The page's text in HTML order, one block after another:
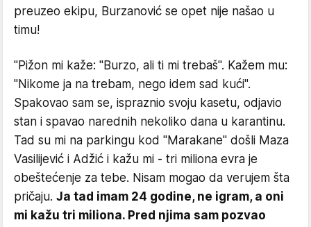
preuzeo ekipu, Burzanović se opet nije našao u
timu!
"Pižon mi kaže: "Burzo, ali ti mi trebaš". Kažem mu:
"Nikome ja na trebam, nego idem sad kući".
Spakovao sam se, ispraznio svoju kasetu, odjavio
stan i spavao narednih nekoliko dana u karantinu.
Tad su mi na parkingu kod "Marakane" došli Maza
Vasilijević i Adžić i kažu mi - tri miliona evra je
obeštećenje za tebe. Nisam mogao da verujem šta
pričaju. Ja tad imam 24 godine, ne igram, a oni
mi kažu tri miliona. Pred njima sam pozvao